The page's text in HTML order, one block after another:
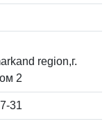
region,г.
2
31